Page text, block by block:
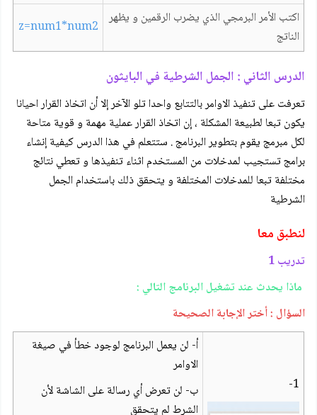
اكتب الأمر البرمجي الذي يضرب الرقمين و يظهر
الناتج
z=num1*num2
الدرس الثاني : الجمل الشرطية في البايثون
تعرفت على تنفيذ الاوامر بالتتابع واحدا تلو الآخر إلا أن اتخاذ القرار احيانا
يكون تبعا لطبيعة المشكلة ، إن اتخاذ القرار عملية مهمة و قوية متاحة
لكل مبرمج يقوم بتطوير البرنامج . ستتعلم في هذا الدرس كيفية إنشاء
برامج تستجيب لمدخلات من المستخدم اثناء تنفيذها و تعطي نتائج
مختلفة تبعا للمدخلات المختلفة و يتحقق ذلك باستخدام الجمل
الشرطية
لنطبق معا
تدريب 1
ماذا يحدث عند تشغيل البرنامج التالي :
السؤال : أختر الإجابة الصحيحة
1-
أ- لن يعمل البرنامج لوجود خطأ في صيغة
الاوامر
ب- لن تعرض أي رسالة على الشاشة لأن
الشرط لم يتحقق